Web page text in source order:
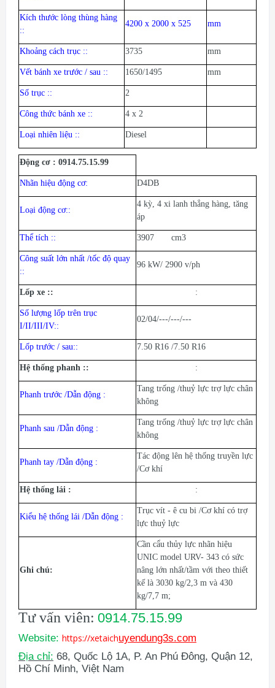
Kích thước lòng thùng hàng
::
4200 x 2000 x 525 mm
Khoảng cách trục :: 3735 mm
Vết bánh xe trước / sau :: 1650/1495 mm
Số trục :: 2
Công thức bánh xe :: 4 x 2
Loại nhiên liệu :: Diesel
Động cơ : 0914.75.15.99
Nhãn hiệu động cơ: D4DB
Loại động cơ::
4 kỳ, 4 xi lanh thẳng hàng, tăng
áp
Thể tích :: 3907 cm3
Công suất lớn nhất /tốc độ quay
::
96 kW/ 2900 v/ph
Lốp xe :: :
Số lượng lốp trên trục
I/II/III/IV::
02/04/---/---/---
Lốp trước / sau:: 7.50 R16 /7.50 R16
Hệ thống phanh :: :
Phanh trước /Dẫn động :
Tang trống /thuỷ lực trợ lực chân
không
Phanh sau /Dẫn động :
Tang trống /thuỷ lực trợ lực chân
không
Phanh tay /Dẫn động :
Tác động lên hệ thống truyền lực
/Cơ khí
Hệ thống lái : :
Kiểu hệ thống lái /Dẫn động :
Trục vít - ê cu bi /Cơ khí có trợ
lực thuỷ lực
Ghi chú:
Cần cẩu thủy lực nhãn hiệu
UNIC model URV- 343 có sức
nâng lớn nhất/tầm với theo thiết
kế là 3030 kg/2,3 m và 430
kg/7,7 m;
Tư vấn viên: 0914.75.15.99
Website: https://xetaichuyendung3s.com
Địa chỉ: 68, Quốc Lộ 1A, P. An Phú Đông, Quận 12,
Hồ Chí Minh, Việt Nam